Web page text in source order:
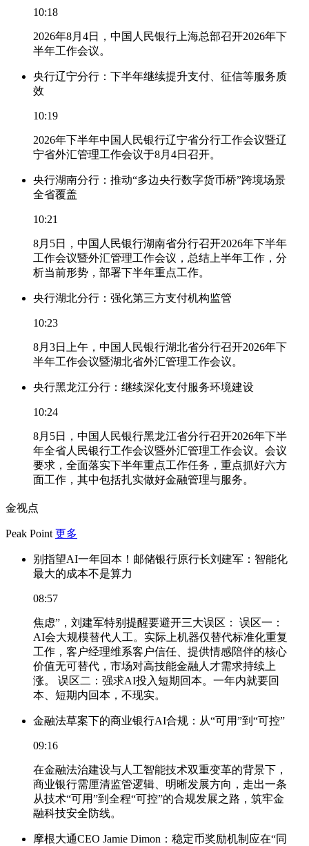
10:18
2026年8月4日，中国人民银行上海总部召开2026年下
半年工作会议。
央行辽宁分行：下半年继续提升支付、征信等服务质
效
10:19
2026年下半年中国人民银行辽宁省分行工作会议暨辽
宁省外汇管理工作会议于8月4日召开。
央行湖南分行：推动“多边央行数字货币桥”跨境场景
全省覆盖
10:21
8月5日，中国人民银行湖南省分行召开2026年下半年
工作会议暨外汇管理工作会议，总结上半年工作，分
析当前形势，部署下半年重点工作。
央行湖北分行：强化第三方支付机构监管
10:23
8月3日上午，中国人民银行湖北省分行召开2026年下
半年工作会议暨湖北省外汇管理工作会议。
央行黑龙江分行：继续深化支付服务环境建设
10:24
8月5日，中国人民银行黑龙江省分行召开2026年下半
年全省人民银行工作会议暨外汇管理工作会议。会议
要求，全面落实下半年重点工作任务，重点抓好六方
面工作，其中包括扎实做好金融管理与服务。
金视点
Peak Point 更多
别指望AI一年回本！邮储银行原行长刘建军：智能化
最大的成本不是算力
08:57
焦虑”，刘建军特别提醒要避开三大误区： 误区一：
AI会大规模替代人工。实际上机器仅替代标准化重复
工作，客户经理维系客户信任、提供情感陪伴的核心
价值无可替代，市场对高技能金融人才需求持续上
涨。 误区二：强求AI投入短期回本。一年内就要回
本、短期内回本，不现实。
金融法草案下的商业银行AI合规：从“可用”到“可控”
09:16
在金融法治建设与人工智能技术双重变革的背景下，
商业银行需厘清监管逻辑、明晰发展方向，走出一条
从技术“可用”到全程“可控”的合规发展之路，筑牢金
融科技安全防线。
摩根大通CEO Jamie Dimon：稳定币奖励机制应在“同